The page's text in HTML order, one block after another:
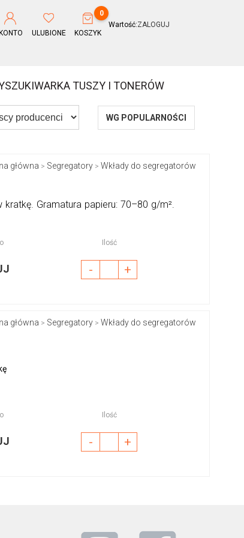
KONTO ULUBIONE
0
KOSZYK
Wartość:ZALOGUJ
TUSZY I TONERÓW
WG POPULARNOŚCI
główna > Segregatory > Wkłady do segregatorów
Gramatura papieru: 70–80 g/m².
Ilość
- +
główna > Segregatory > Wkłady do segregatorów
Ilość
- +